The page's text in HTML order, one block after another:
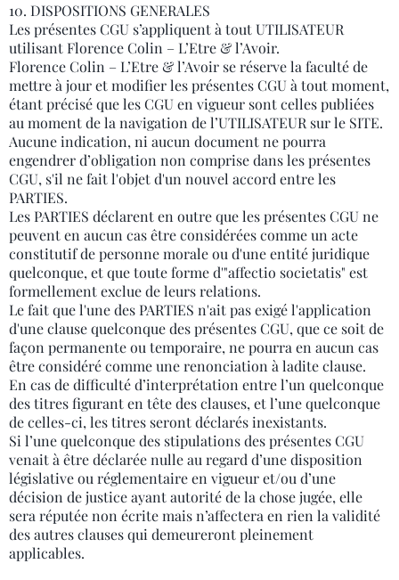
10. DISPOSITIONS GENERALES
Les présentes CGU s’appliquent à tout UTILISATEUR
utilisant Florence Colin – L’Etre & l’Avoir.
Florence Colin – L’Etre & l’Avoir se réserve la faculté de
mettre à jour et modifier les présentes CGU à tout moment,
étant précisé que les CGU en vigueur sont celles publiées
au moment de la navigation de l’UTILISATEUR sur le SITE.
Aucune indication, ni aucun document ne pourra
engendrer d’obligation non comprise dans les présentes
CGU, s'il ne fait l'objet d'un nouvel accord entre les
PARTIES.
Les PARTIES déclarent en outre que les présentes CGU ne
peuvent en aucun cas être considérées comme un acte
constitutif de personne morale ou d'une entité juridique
quelconque, et que toute forme d'"affectio societatis" est
formellement exclue de leurs relations.
Le fait que l'une des PARTIES n'ait pas exigé l'application
d'une clause quelconque des présentes CGU, que ce soit de
façon permanente ou temporaire, ne pourra en aucun cas
être considéré comme une renonciation à ladite clause.
En cas de difficulté d’interprétation entre l’un quelconque
des titres figurant en tête des clauses, et l’une quelconque
de celles-ci, les titres seront déclarés inexistants.
Si l’une quelconque des stipulations des présentes CGU
venait à être déclarée nulle au regard d’une disposition
législative ou réglementaire en vigueur et/ou d’une
décision de justice ayant autorité de la chose jugée, elle
sera réputée non écrite mais n’affectera en rien la validité
des autres clauses qui demeureront pleinement
applicables.